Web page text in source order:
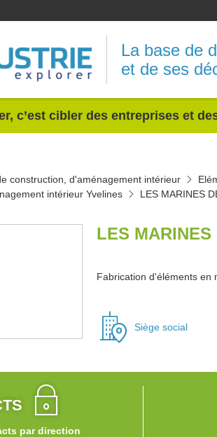
La base de
et de ses
c’est cibler des entreprises et
construction, d'aménagement intérieur
intérieur Yvelines
LES MARINES
LES MARINES
Fabrication d'éléments en
Siège social
par direction